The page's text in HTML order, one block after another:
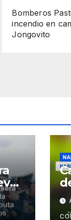
Bomberos
incendio en
Jongovito